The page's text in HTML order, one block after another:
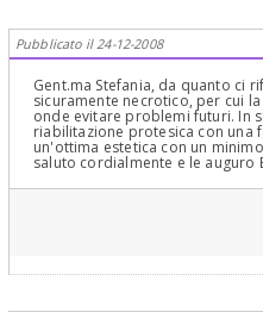
Pubblicato il 24-12-2008
Gent.ma Stefania, da quanto ci
sicuramente necrotico, per cui
onde evitare problemi futuri. In
riabilitazione protesica con una
un'ottima estetica con un
saluto cordialmente e le auguro